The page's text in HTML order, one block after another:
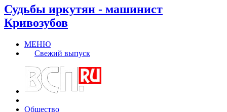
Судьбы иркутян - машинист
Кривозубов
МЕНЮ
Свежий выпуск
Общество